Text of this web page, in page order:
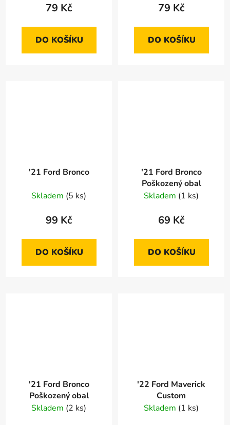
79 Kč
DO KOŠÍKU
79 Kč
DO KOŠÍKU
'21 Ford Bronco
Skladem (5 ks)
99 Kč
DO KOŠÍKU
'21 Ford Bronco
Poškozený obal
Skladem (1 ks)
69 Kč
DO KOŠÍKU
'21 Ford Bronco
Poškozený obal
Skladem (2 ks)
'22 Ford Maverick
Custom
Skladem (1 ks)